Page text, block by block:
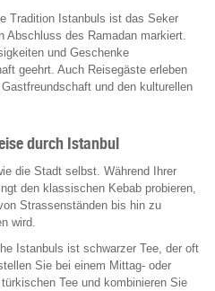
Tradition Istanbuls ist das Seker
des Ramadan markiert.
und Geschenke
geehrt. Auch Reisegäste erleben
und den kulturellen
durch Istanbul
die Stadt selbst. Während Ihrer
den klassischen Kebab probieren,
Strassenständen bis hin zu
wird.
Istanbuls ist schwarzer Tee, der oft
Sie bei einem Mittag- oder
Tee und kombinieren Sie